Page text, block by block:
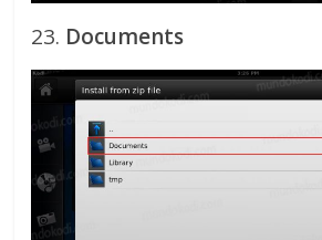
23. Documents